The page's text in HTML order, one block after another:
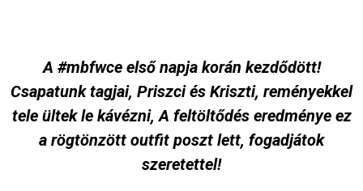
A #mbfwce első napja korán kezdődött!
Csapatunk tagjai, Priszci és Kriszti, reményekkel
tele ültek le kávézni, A feltöltődés eredménye ez
a rögtönzött outfit poszt lett, fogadjátok
szeretettel!